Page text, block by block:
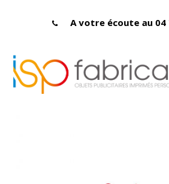
A votre écoute au 04